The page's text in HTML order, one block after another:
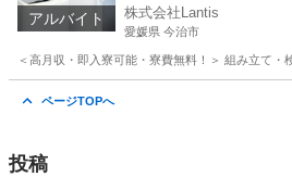
アルバイト 株式会社Lantis
愛媛県 今治市
＜高月収・即入寮可能・寮費無料！＞ 組み立て
ページTOPへ
投稿